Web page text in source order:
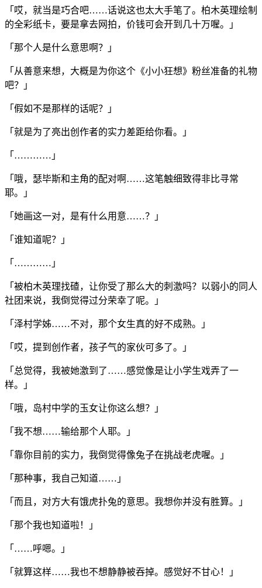
「哎，就当是巧合吧……话说这也太大手笔了。柏木英理绘制
的全彩纸卡，要是拿去网拍，价钱可会开到几十万喔。」
「那个人是什么意思啊？」
「从善意来想，大概是为你这个《小小狂想》粉丝准备的礼物
吧？」
「假如不是那样的话呢？」
「就是为了亮出创作者的实力差距给你看。」
「…………」
「哦，瑟毕斯和主角的配对啊……这笔触细致得非比寻常
耶。」
「她画这一对，是有什么用意……？」
「谁知道呢？」
「…………」
「被柏木英理找碴，让你受了那么大的刺激吗？以弱小的同人
社团来说，我倒觉得过分荣幸了呢。」
「泽村学姊……不对，那个女生真的好不成熟。」
「哎，提到创作者，孩子气的家伙可多了。」
「总觉得，我被她激到了……感觉像是让小学生戏弄了一
样。」
「哦，岛村中学的玉女让你这么想？」
「我不想……输给那个人耶。」
「靠你目前的实力，我倒觉得像兔子在挑战老虎喔。」
「那种事，我自己知道……」
「而且，对方大有饿虎扑兔的意思。我想你并没有胜算。」
「那个我也知道啦！」
「……呼嗯。」
「就算这样……我也不想静静被吞掉。感觉好不甘心！」